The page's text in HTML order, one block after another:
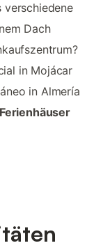
verschiedene
Dach
in Mojácar
in Almería